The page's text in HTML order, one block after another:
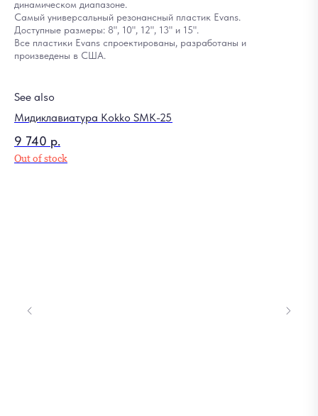
динамическом диапазоне.
Самый универсальный резонансный пластик Evans.
Доступные размеры: 8", 10", 12", 13" и 15".
Все пластики Evans спроектированы, разработаны и
произведены в США.
See also
Мидиклавиатура Kokko SMK-25
9 740 р.
Out of stock